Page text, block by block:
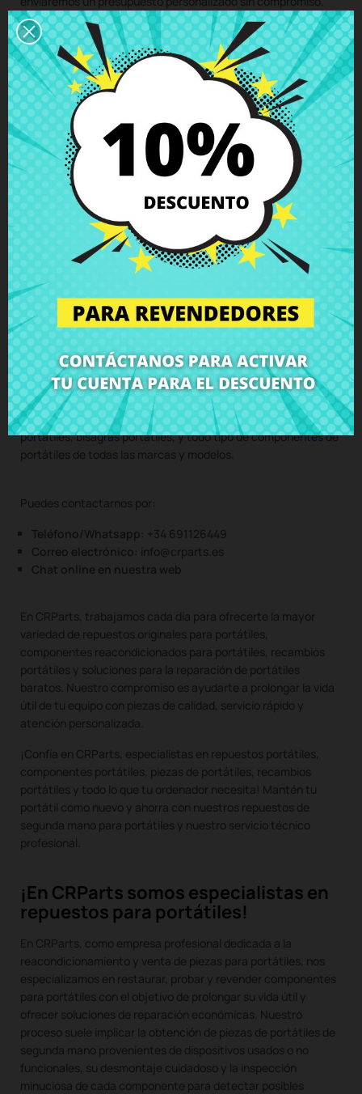
Con nuestro servicio de montaje, solo tienes que comprar el
repuesto para tu portátil, nos encargamos de recoger tu
equipo, montamos el componente en nuestro taller
especializado y te devolvemos el ordenador con el repuesto
Módulo inalámbrico Acer Aspire A114 A315 E5-573 E5-575
F5-571 F5-573 Asus S410U Lenovo IdeaPad 110 310 330S
S340perfectamente instalado a tu domicilio. Así, te aseguras
de que todos los componentes portátiles sean instalados por
profesionales, manteniendo la integridad y el rendimiento de
tu equipo.
Haga clic aquí para solicitar el servicio de reparación
(Servicio disponible solo en España peninsular y Baleares!)
¿No estás seguro de si este repuesto es compatible con tu
modelo de portátil? No te preocupes. Nuestro equipo de
soporte técnico está a tu disposición para resolver cualquier
duda sobre repuestos portátiles, compatibilidades o cualquier
otro aspecto relacionado con los componentes portátiles de
tu equipo. En CRParts, somos expertos en reparación de
portátiles, venta de piezas de portátiles, carcasas para
portátiles, altavoces portátiles, teclados portátiles, pantallas
portátiles, bisagras portátiles, y todo tipo de componentes de
portátiles de todas las marcas y modelos.
Puedes contactarnos por:
Teléfono/Whatsapp:
+34 691126449
Correo electrónico: info@crparts.es
Chat online en nuestra web
En CRParts, trabajamos cada día para ofrecerte la mayor
variedad de repuestos originales para portátiles,
componentes reacondicionados para portátiles, recambios
portátiles y soluciones para la reparación de portátiles
baratos. Nuestro compromiso es ayudarte a prolongar la vida
útil de tu equipo con piezas de calidad, servicio rápido y
atención personalizada.
¡Confía en CRParts, especialistas en repuestos portátiles,
componentes portátiles, piezas de portátiles, recambios
portátiles y todo lo que tu ordenador necesita! Mantén tu
portátil como nuevo y ahorra con nuestros repuestos de
segunda mano para portátiles y nuestro servicio técnico
profesional.
¡En CRParts somos especialistas en
repuestos para portátiles!
En CRParts, como empresa profesional dedicada a la
reacondicionamiento y venta de piezas para portátiles, nos
especializamos en restaurar, probar y revender componentes
para portátiles con el objetivo de prolongar su vida útil y
ofrecer soluciones de reparación económicas. Nuestro
proceso suele implicar la obtención de piezas de portátiles de
segunda mano provenientes de dispositivos usados o no
funcionales, su desmontaje cuidadoso y la inspección
minuciosa de cada componente para detectar posibles